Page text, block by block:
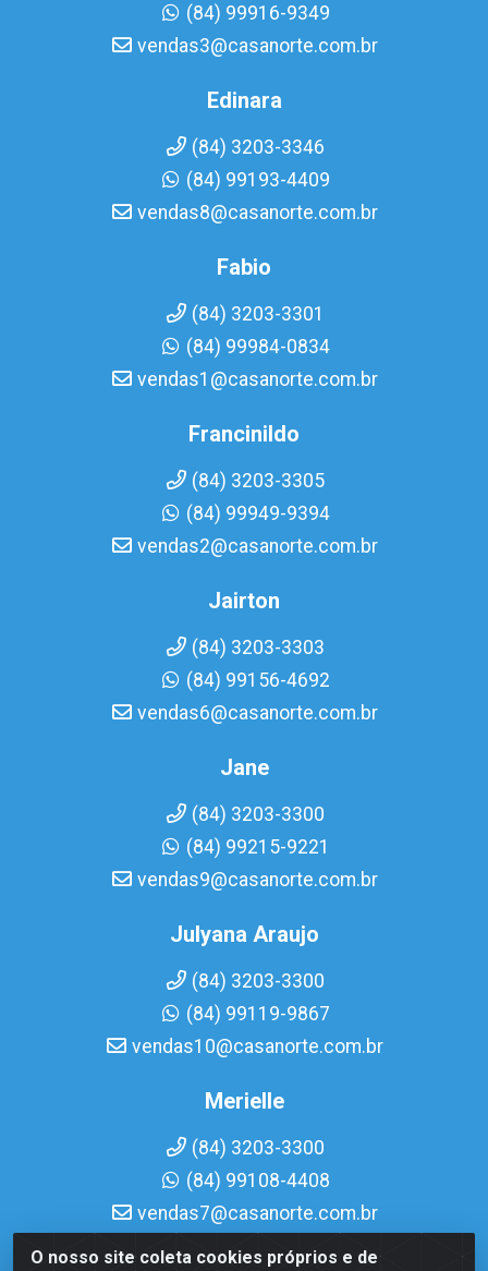
O nosso site coleta cookies próprios e de
(84) 99916-9349
vendas3@casanorte.com.br
Edinara
(84) 3203-3346
(84) 99193-4409
vendas8@casanorte.com.br
Fabio
(84) 3203-3301
(84) 99984-0834
vendas1@casanorte.com.br
Francinildo
(84) 3203-3305
(84) 99949-9394
vendas2@casanorte.com.br
Jairton
(84) 3203-3303
(84) 99156-4692
vendas6@casanorte.com.br
Jane
(84) 3203-3300
(84) 99215-9221
vendas9@casanorte.com.br
Julyana Araujo
(84) 3203-3300
(84) 99119-9867
vendas10@casanorte.com.br
Merielle
(84) 3203-3300
(84) 99108-4408
vendas7@casanorte.com.br